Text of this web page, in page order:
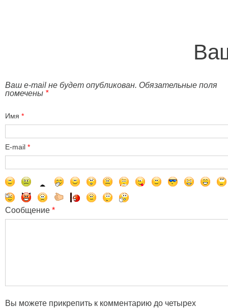
Ваш e-mail не будет опубликован. Обязательные поля
помечены *
Имя *
E-mail *
Сообщение *
Вы можете прикрепить к комментарию до четырех